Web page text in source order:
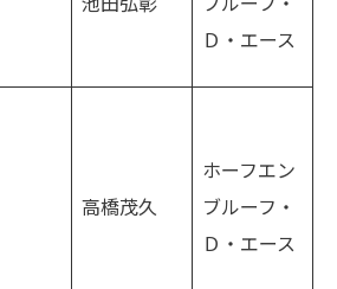
Ｄ・エース
高橋茂久
ホーフエン
ブルーフ・
Ｄ・エース